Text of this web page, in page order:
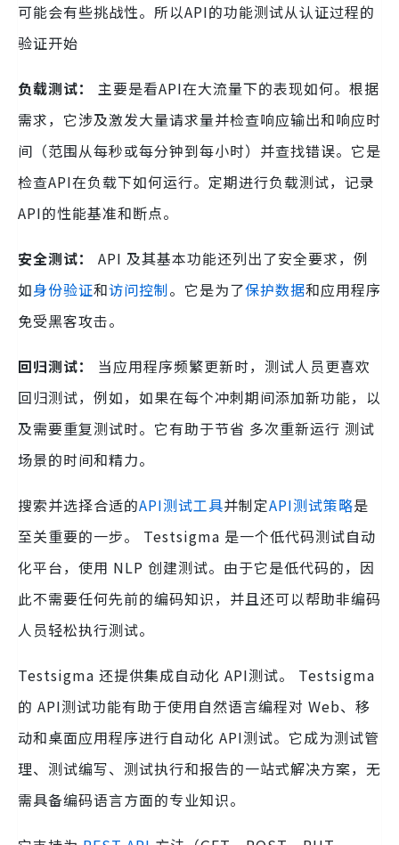
可能会有些挑战性。所以API的功能测试从认证过程的
验证开始
负载测试：
主要是看API在大流量下的表现如何。根据
需求，它涉及激发大量请求量并检查响应输出和响应时
间（范围从每秒或每分钟到每小时）并查找错误。它是
检查API在负载下如何运行。定期进行负载测试，记录
API的性能基准和断点。
安全测试：
API 及其基本功能还列出了安全要求，例
如身份验证和访问控制。它是为了保护数据和应用程序
免受黑客攻击。
回归测试：
当应用程序频繁更新时，测试人员更喜欢
回归测试，例如，如果在每个冲刺期间添加新功能，以
及需要重复测试时。它有助于节省 多次重新运行 测试
场景的时间和精力。
搜索并选择合适的API测试工具并制定API测试策略是
至关重要的一步。 Testsigma 是一个低代码测试自动
化平台，使用 NLP 创建测试。由于它是低代码的，因
此不需要任何先前的编码知识，并且还可以帮助非编码
人员轻松执行测试。
Testsigma 还提供集成自动化 API测试。 Testsigma
的 API测试功能有助于使用自然语言编程对 Web、移
动和桌面应用程序进行自动化 API测试。它成为测试管
理、测试编写、测试执行和报告的一站式解决方案，无
需具备编码语言方面的专业知识。